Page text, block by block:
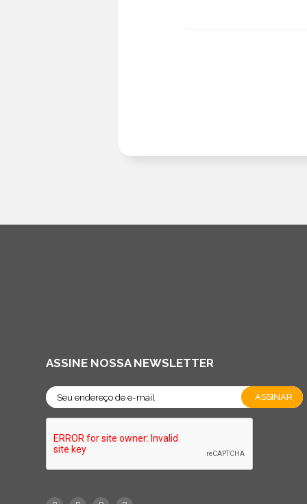
ASSINE NOSSA NEWSLETTER